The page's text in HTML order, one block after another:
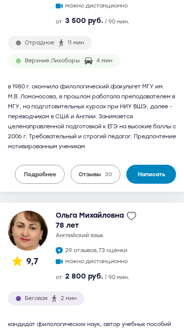
можно дистанционно
от 3 500 руб. / 90 мин.
Отрадное 11 мин
Верхние Лихоборы 4 мин
в 1980 г. окончила филологический факультет МГУ им.
М.В. Ломоносова, в прошлом работала преподавателем в
МГУ, на подготовительных курсах при НИУ ВШЭ, далее -
переводчиком в США и Англии. Занимается
целенаправленной подготовкой к ЕГЭ на высокие баллы с
2006 г. Требовательный и строгий педагог. Предпочтение
мотивированным ученикам
Подробнее Отзывы 30 Написать
9,7
Ольга Михайловна
78 лет
английский язык
29 отзывов,73 оценки
можно дистанционно
от 2 800 руб. / 90 мин.
Беговая 2 мин
кандидат филологических наук, автор учебных пособий